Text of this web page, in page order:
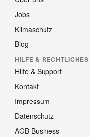
Jobs
Klimaschutz
Blog
HILFE & RECHTLICHES
Hilfe & Support
Kontakt
Impressum
Datenschutz
AGB Business